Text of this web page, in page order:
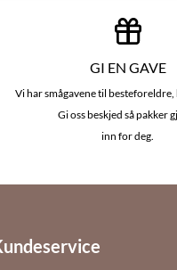
GI EN GAVE
Vi har smågavene til besteforeldre,
Gi oss beskjed så pakker
inn for deg.